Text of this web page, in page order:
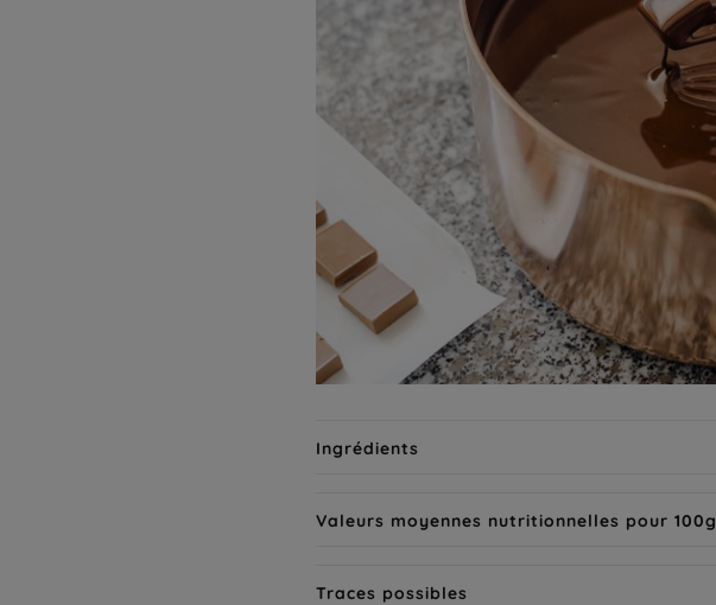
Ingrédients
Valeurs moyennes nutritionnelles pour 100g
Traces possibles